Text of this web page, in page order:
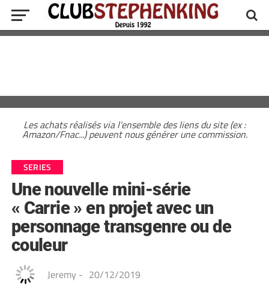
Les achats réalisés via l'ensemble des liens du site (ex :
Amazon/Fnac...) peuvent nous générer une commission.
SERIES
Une nouvelle mini-série
« Carrie » en projet avec un
personnage transgenre ou de
couleur
Jeremy - 20/12/2019